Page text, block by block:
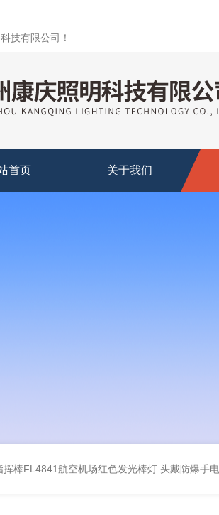
技有限公司！
首页 关于我们
挥棒FL4841航空机场红色发光棒灯 头戴防爆手